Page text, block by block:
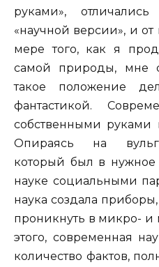
руками»,
«научной версии», и
мере того, как я
самой природы, мне
такое положение
фантастикой.
собственными руками
Опираясь на
который был в нужное
науке социальными
наука создала
проникнуть в микро- и
этого, современная
количество фактов,